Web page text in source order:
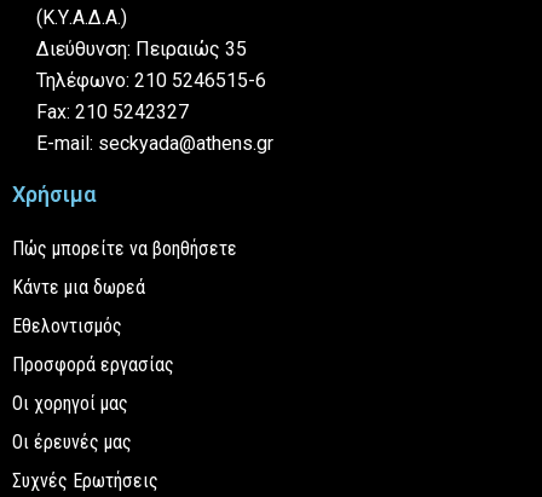
(Κ.Υ.Α.Δ.Α.)
Διεύθυνση: Πειραιώς 35
Τηλέφωνο: 210 5246515-6
Fax: 210 5242327
E-mail: seckyada@athens.gr
Χρήσιμα
Πώς μπορείτε να βοηθήσετε
Κάντε μια δωρεά
Εθελοντισμός
Προσφορά εργασίας
Οι χορηγοί μας
Οι έρευνές μας
Συχνές Ερωτήσεις